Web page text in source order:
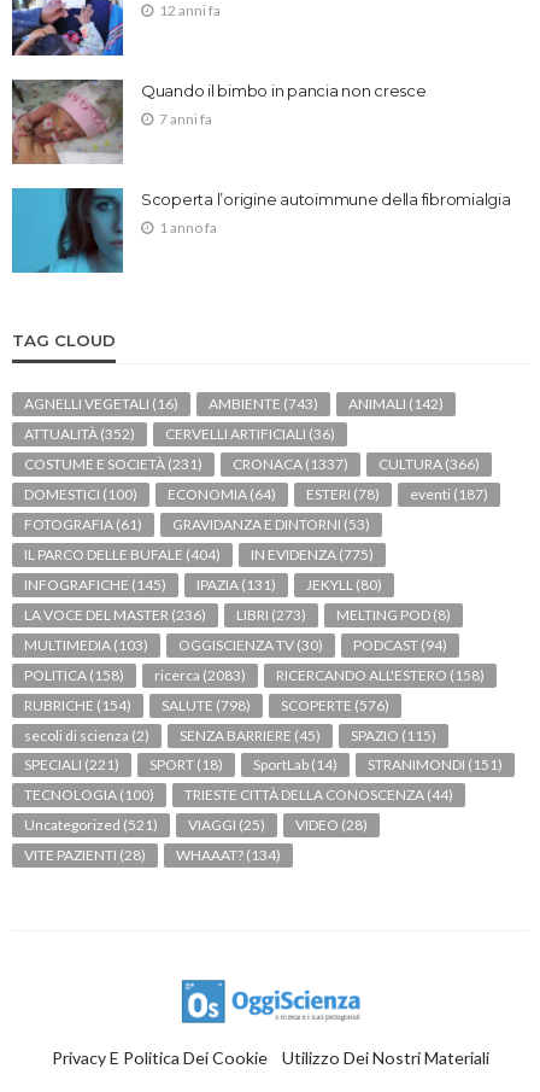
12 anni fa
Quando il bimbo in pancia non cresce
7 anni fa
Scoperta l’origine autoimmune della fibromialgia
1 anno fa
TAG CLOUD
AGNELLI VEGETALI (16) AMBIENTE (743) ANIMALI (142)
ATTUALITÀ (352) CERVELLI ARTIFICIALI (36)
COSTUME E SOCIETÀ (231) CRONACA (1337) CULTURA (366)
DOMESTICI (100) ECONOMIA (64) ESTERI (78) eventi (187)
FOTOGRAFIA (61) GRAVIDANZA E DINTORNI (53)
IL PARCO DELLE BUFALE (404) IN EVIDENZA (775)
INFOGRAFICHE (145) IPAZIA (131) JEKYLL (80)
LA VOCE DEL MASTER (236) LIBRI (273) MELTING POD (8)
MULTIMEDIA (103) OGGISCIENZA TV (30) PODCAST (94)
POLITICA (158) ricerca (2083) RICERCANDO ALL'ESTERO (158)
RUBRICHE (154) SALUTE (798) SCOPERTE (576)
secoli di scienza (2) SENZA BARRIERE (45) SPAZIO (115)
SPECIALI (221) SPORT (18) SportLab (14) STRANIMONDI (151)
TECNOLOGIA (100) TRIESTE CITTÀ DELLA CONOSCENZA (44)
Uncategorized (521) VIAGGI (25) VIDEO (28)
VITE PAZIENTI (28) WHAAAT? (134)
Privacy E Politica Dei Cookie Utilizzo Dei Nostri Materiali